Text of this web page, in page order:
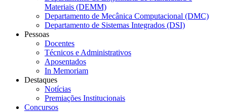
Materiais (DEMM)
Departamento de Mecânica Computacional (DMC)
Departamento de Sistemas Integrados (DSI)
Pessoas
Docentes
Técnicos e Administrativos
Aposentados
In Memoriam
Destaques
Notícias
Premiações Institucionais
Concursos